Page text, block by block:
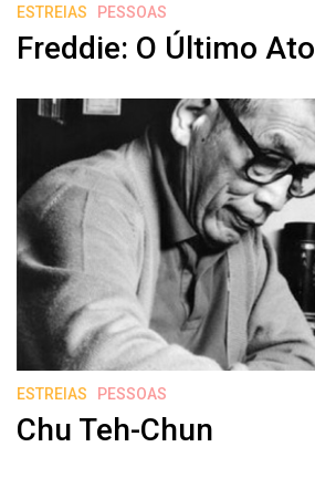
ESTREIAS PESSOAS
Freddie: O Último Ato
ESTREIAS PESSOAS
Chu Teh-Chun